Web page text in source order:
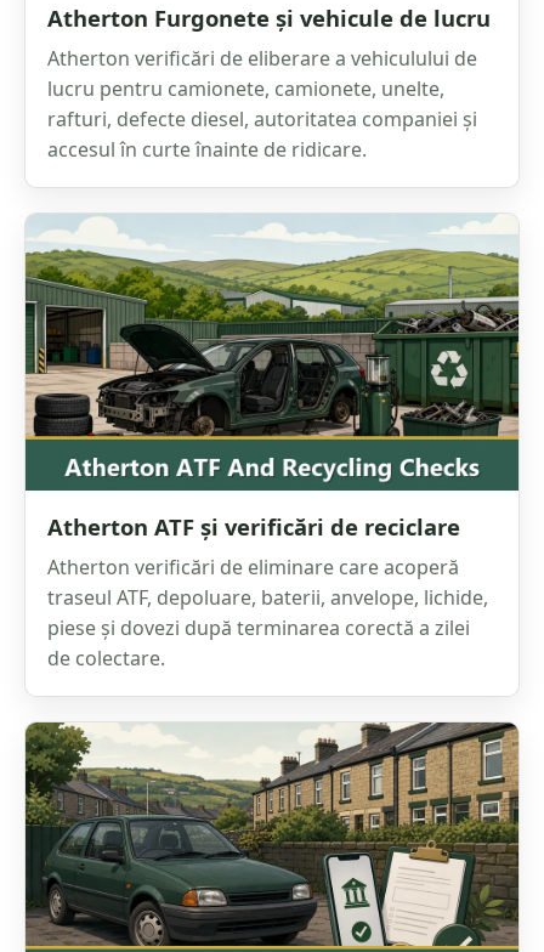
Atherton Furgonete și vehicule de lucru
Atherton verificări de eliberare a vehiculului de
lucru pentru camionete, camionete, unelte,
rafturi, defecte diesel, autoritatea companiei și
accesul în curte înainte de ridicare.
Atherton ATF și verificări de reciclare
Atherton verificări de eliminare care acoperă
traseul ATF, depoluare, baterii, anvelope, lichide,
piese și dovezi după terminarea corectă a zilei
de colectare.